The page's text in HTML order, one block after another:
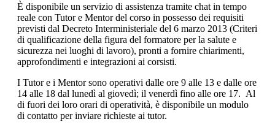
È disponibile un servizio di assistenza tramite chat in tempo
reale con Tutor e Mentor del corso in possesso dei requisiti
previsti dal Decreto Interministeriale del 6 marzo 2013 (Criteri
di qualificazione della figura del formatore per la salute e
sicurezza nei luoghi di lavoro), pronti a fornire chiarimenti,
approfondimenti e integrazioni ai corsisti.
I Tutor e i Mentor sono operativi dalle ore 9 alle 13 e dalle ore
14 alle 18 dal lunedì al giovedì; il venerdì fino alle ore 17. Al
di fuori dei loro orari di operatività, è disponibile un modulo
di contatto per inviare richieste ai tutor.